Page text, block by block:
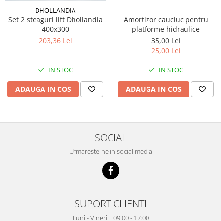
Mecanice
Motoare electrice si pompe
Role, bucse si bolturi
Cilindru hidraulic si burduf
ANTEO
Hidraulice
DHOLLANDIA
Set 2 steaguri lift Dhollandia
400x300
203,36 Lei
IN STOC
ADAUGA IN COS
Amortizor cauciuc pentru
platforme hidraulice
35,00 Lei
25,00 Lei
IN STOC
ADAUGA IN COS
SOCIAL
Urmareste-ne in social media
SUPORT CLIENTI
Luni - Vineri | 09:00 - 17:00